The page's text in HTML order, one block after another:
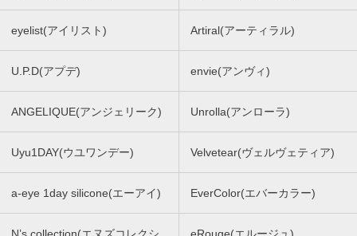
eyelist(アイリスト) Artiral(アーティラル)
U.P.D(アプデ) envie(アンヴィ)
ANGELIQUE(アンジェリーク) Unrolla(アンローラ)
Uyu1DAY(ウユワンデー) Velvetear(ヴェルヴェティア)
a-eye 1day silicone(エーアイ) EverColor(エバーカラー)
N’s collection(エヌズコレクシ
eRouge(エルージュ)